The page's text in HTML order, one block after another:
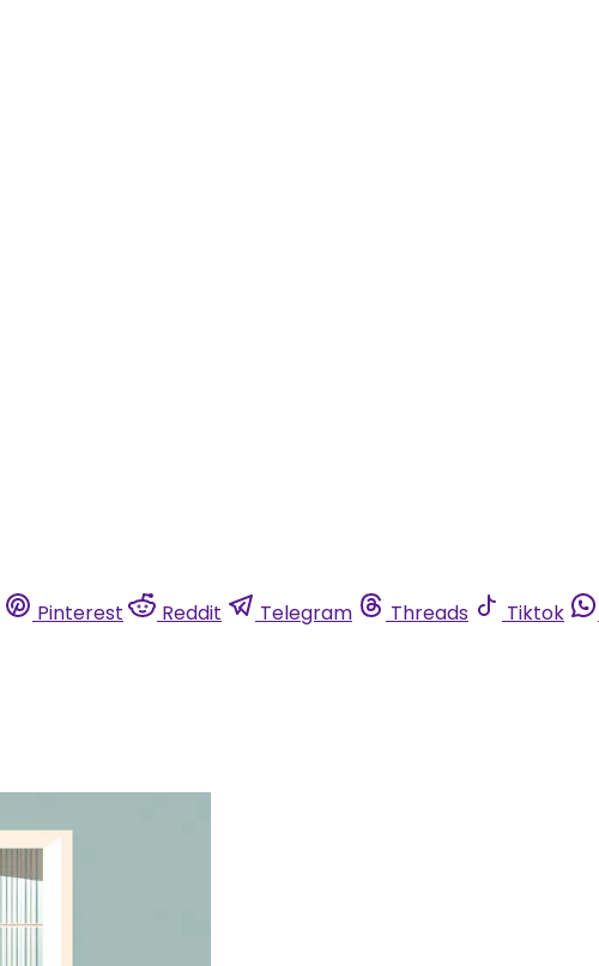
Pinterest Reddit Telegram Threads Tiktok